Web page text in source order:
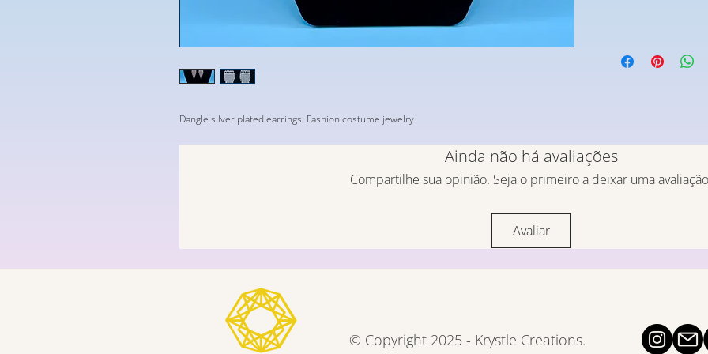
Dangle silver plated earrings .Fashion costume jewelry
Ainda não há avaliações
Compartilhe sua opinião. Seja o primeiro a deixar uma
Avaliar
© Copyright 2025 - Krystle Creations.